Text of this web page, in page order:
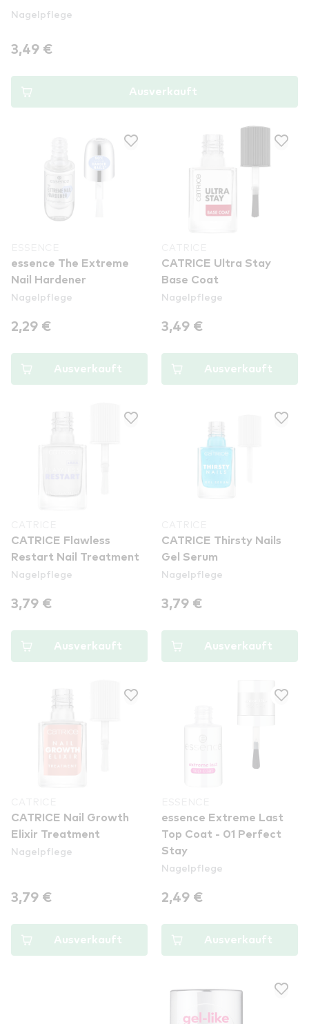
Nagelpflege
3,49 €
Ausverkauft
essence The Extreme
Nail Hardener
Nagelpflege
2,29 €
Ausverkauft
CATRICE Ultra Stay
Base Coat
Nagelpflege
3,49 €
Ausverkauft
CATRICE Flawless
Restart Nail Treatment
Nagelpflege
3,79 €
Ausverkauft
CATRICE Thirsty Nails
Gel Serum
Nagelpflege
3,79 €
Ausverkauft
CATRICE Nail Growth
Elixir Treatment
Nagelpflege
3,79 €
Ausverkauft
essence Extreme Last
Top Coat - 01 Perfect
Stay
Nagelpflege
2,49 €
Ausverkauft